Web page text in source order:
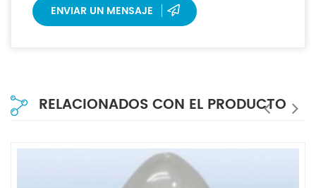
ENVIAR UN MENSAJE
RELACIONADOS CON EL PRODUCTO